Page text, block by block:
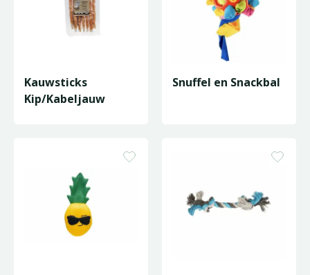
Kauwsticks
Kip/Kabeljauw
Snuffel en Snackbal